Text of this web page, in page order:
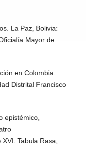
La Paz, Bolivia:
Mayor de
en Colombia.
Distrital Francisco
epistémico,
Tabula Rasa,